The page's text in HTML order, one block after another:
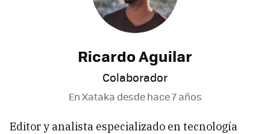
Ricardo Aguilar
Colaborador
En Xataka desdehace 7 años
Editor y analista especializado en tecnología